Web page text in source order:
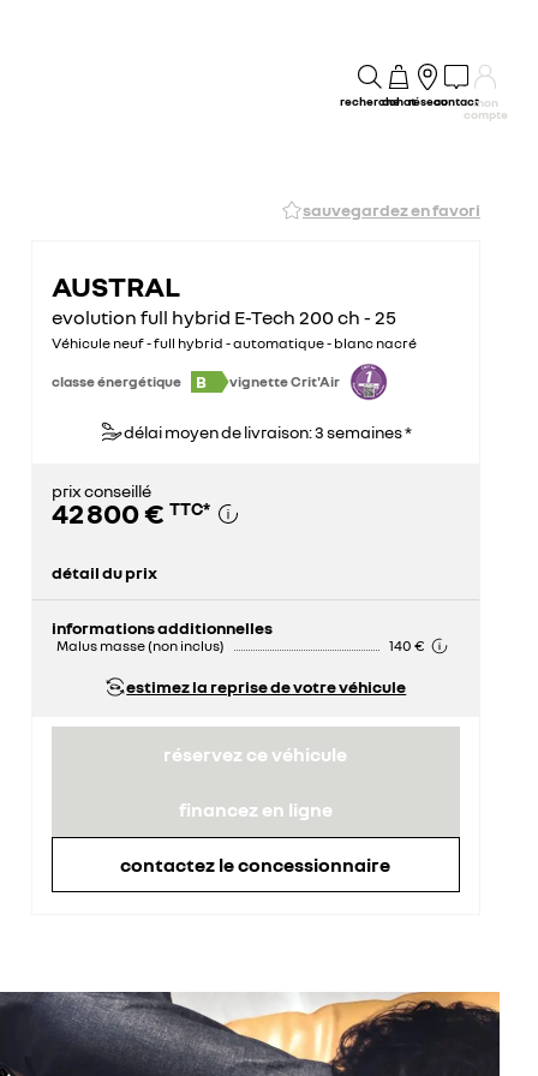
rechercheachatréseaucontactmon
compte
sauvegardez en favori
AUSTRAL
evolution full hybrid E-Tech 200 ch - 25
Véhicule neuf - full hybrid - automatique - blanc nacré
classe énergétique B vignette Crit'Air
délai moyen de livraison: 3 semaines *
prix conseillé
42 800 € TTC*
détail du prix
informations additionnelles
Malus masse (non inclus) 140 €
estimez la reprise de votre véhicule
réservez ce véhicule
financez en ligne
contactez le concessionnaire